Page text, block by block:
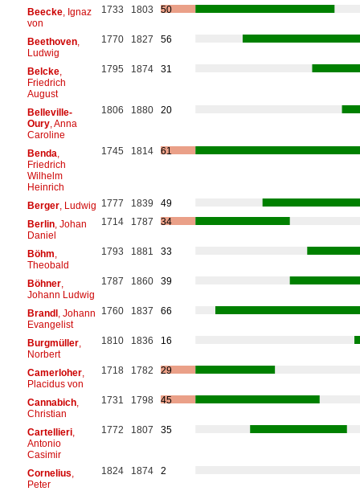
Beecke, Ignaz
von
1733 1803 50
Beethoven,
Ludwig
1770 1827 56
Belcke,
Friedrich
August
1795 1874 31
Belleville-
Oury, Anna
Caroline
1806 1880 20
Benda
Friedrich
Wilhelm
Heinrich
1745 1814 61
Berger, Ludwig 1777 1839
49
Berlin, Johan
Daniel
1714 1787 34
Böhm
Theobald
1793 1881 33
Böhner,
Johann Ludwig
1787 1860 39
Brandl, Johann
Evangelist
1760 1837 66
Burgmüller,
Norbert
1810 1836 16
Camerloher,
Placidus von
1718 1782 29
Cannabich,
Christian
1731 1798 45
Cartellieri,
Antonio
Casimir
1772 1807 35
Cornelius
Peter
1824 1874 2